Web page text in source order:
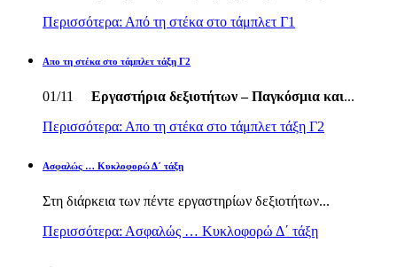
Περισσότερα: Από τη στέκα στο τάμπλετ Γ1
Απο τη στέκα στο τάμπλετ τάξη Γ2
01/11 Εργαστήρια δεξιοτήτων – Παγκόσμια και...
Περισσότερα: Απο τη στέκα στο τάμπλετ τάξη Γ2
Ασφαλώς … Κυκλοφορώ Δ΄ τάξη
Στη διάρκεια των πέντε εργαστηρίων δεξιοτήτων...
Περισσότερα: Ασφαλώς … Κυκλοφορώ Δ΄ τάξη